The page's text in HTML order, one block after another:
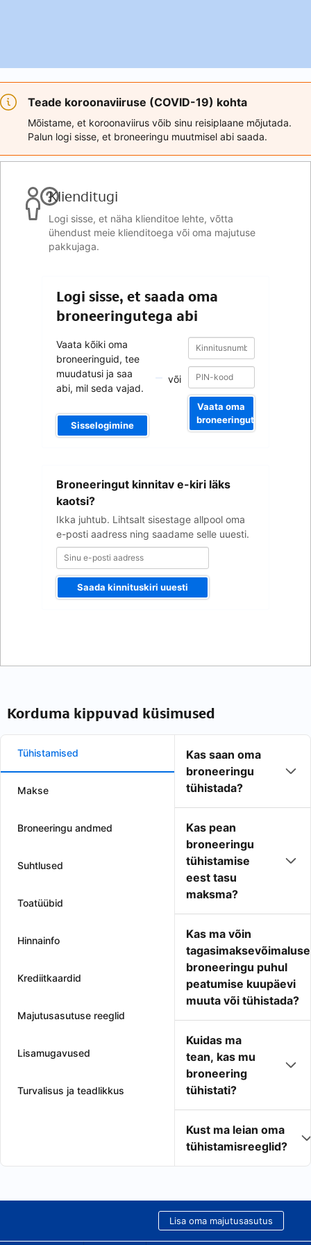
Teade koroonaviiruse (COVID-19) kohta
Mõistame, et koroonaviirus võib sinu reisiplaane mõjutada.
Palun logi sisse, et broneeringu muutmisel abi saada.
Klienditugi
Logi sisse, et näha klienditoe lehte, võtta
ühendust meie klienditoega või oma majutuse
pakkujaga.
Logi sisse, et saada oma
broneeringutega abi
Vaata kõiki oma
broneeringuid, tee
muudatusi ja saa
abi, mil seda vajad.
Sisselogimine
või
Kinnitusnumber
Kinnitusnumber
Vaata oma
broneeringut
Broneeringut kinnitav e-kiri läks
kaotsi?
Ikka juhtub. Lihtsalt sisestage allpool oma
e-posti aadress ning saadame selle uuesti.
aadress
Saada kinnituskiri uuesti
Korduma kippuvad küsimused
Tühistamised
Makse
Broneeringu andmed
Suhtlused
Toatüübid
Hinnainfo
Krediitkaardid
Majutusasutuse reeglid
Lisamugavused
Turvalisus ja teadlikkus
Kas saan oma
broneeringu
tühistada?
Kas pean
broneeringu
tühistamise
eest tasu
maksma?
Kas ma võin
broneeringu puhul
peatumise kuupäevi
muuta või tühistada?
Kuidas ma
tean, kas mu
broneering
tühistati?
Kust ma leian oma
tühistamisreeglid?
Lisa oma majutusasutus